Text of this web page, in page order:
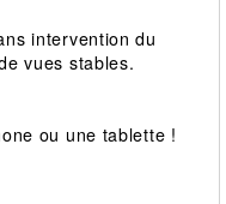
intervention du
vues stables.
ou une tablette !